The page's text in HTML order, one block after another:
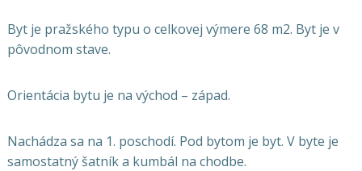
Byt je pražského typu o celkovej výmere 68 m2. Byt je v
pôvodnom stave.
Orientácia bytu je na východ – západ.
Nachádza sa na 1. poschodí. Pod bytom je byt. V byte je
samostatný šatník a kumbál na chodbe.